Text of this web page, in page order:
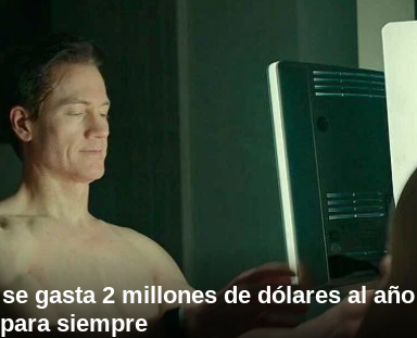
gasta 2 millones de dólares al
siempre